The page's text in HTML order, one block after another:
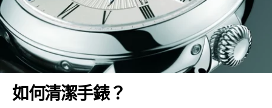
如何清潔手錶？